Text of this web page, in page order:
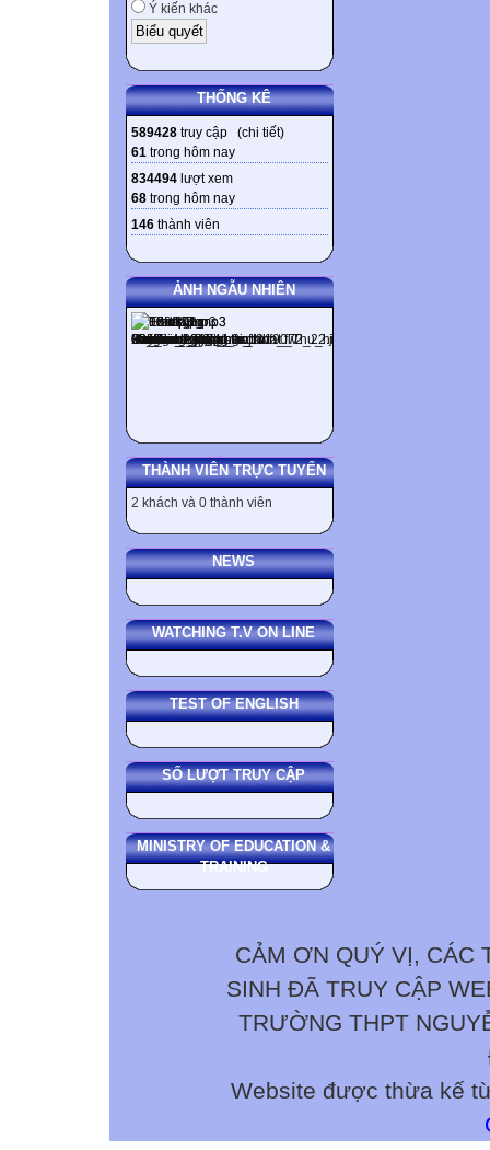
Ý kiến khác
THỐNG KÊ
589428 truy cập (chi tiết)
61 trong hôm nay
834494 lượt xem
68 trong hôm nay
146 thành viên
ẢNH NGẪU NHIÊN
THÀNH VIÊN TRỰC TUYẾN
2 khách và 0 thành viên
NEWS
WATCHING T.V ON LINE
TEST OF ENGLISH
SỐ LƯỢT TRUY CẬP
MINISTRY OF EDUCATION &
TRAINING
CẢM ƠN QUÝ VỊ, CÁC
SINH ĐÃ TRUY CẬP
TRƯỜNG THPT
Website được thừa kế